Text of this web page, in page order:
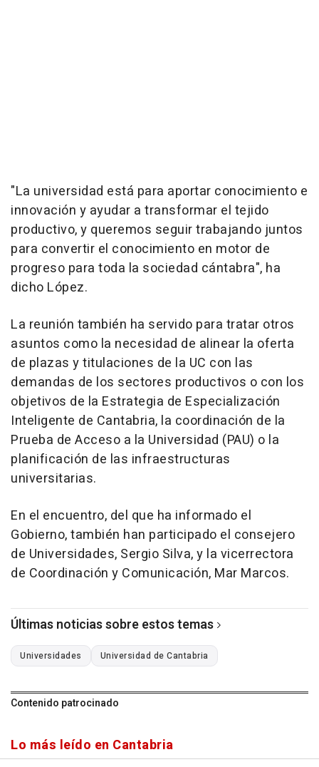
"La universidad está para aportar conocimiento e
innovación y ayudar a transformar el tejido
productivo, y queremos seguir trabajando juntos
para convertir el conocimiento en motor de
progreso para toda la sociedad cántabra", ha
dicho López.
La reunión también ha servido para tratar otros
asuntos como la necesidad de alinear la oferta
de plazas y titulaciones de la UC con las
demandas de los sectores productivos o con los
objetivos de la Estrategia de Especialización
Inteligente de Cantabria, la coordinación de la
Prueba de Acceso a la Universidad (PAU) o la
planificación de las infraestructuras
universitarias.
En el encuentro, del que ha informado el
Gobierno, también han participado el consejero
de Universidades, Sergio Silva, y la vicerrectora
de Coordinación y Comunicación, Mar Marcos.
Últimas noticias sobre estos temas
Universidades Universidad de Cantabria
Contenido patrocinado
Lo más leído en Cantabria